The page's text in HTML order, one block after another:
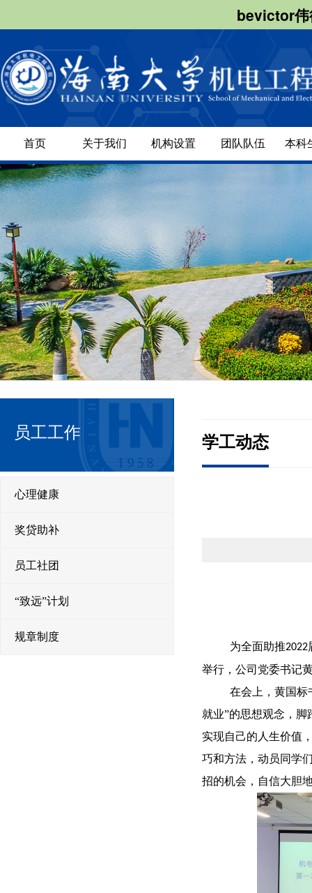
bevictor伟
首页 关于我们 机构设置 团队队伍 本科
员工工作
心理健康
奖贷助补
员工社团
“致远”计划
规章制度
学工动态
为全面助推2022
举行，公司党委书记
在会上，黄国标
就业”的思想观念，
实现自己的人生价值
巧和方法，动员同学
招的机会，自信大胆